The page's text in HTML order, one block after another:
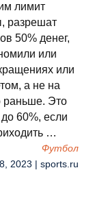
лимит
разрешат
50% денег,
или
или
а не на
раньше. Это
60%, если
…
Футбол
2023 | sports.ru